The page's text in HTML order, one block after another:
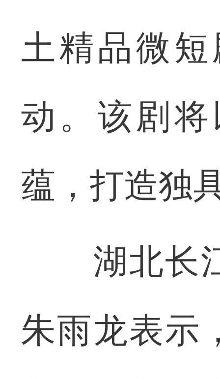
土精品微
动。该剧
蕴，打造独
湖北长江
朱雨龙表示